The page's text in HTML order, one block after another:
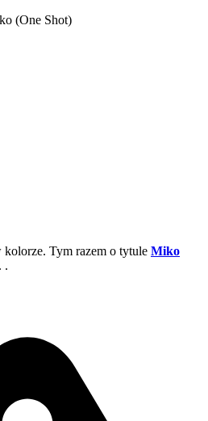
(One Shot)
Tym razem o tytule Miko
.